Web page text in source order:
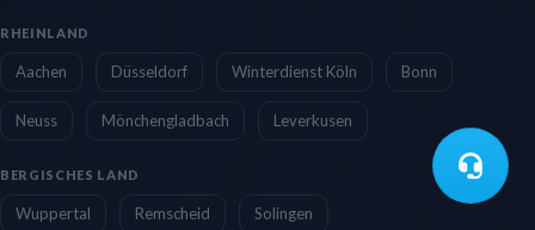
RHEINLAND
Aachen Düsseldorf Winterdienst Köln Bonn
Neuss Mönchengladbach Leverkusen
BERGISCHES LAND
Wuppertal Remscheid Solingen